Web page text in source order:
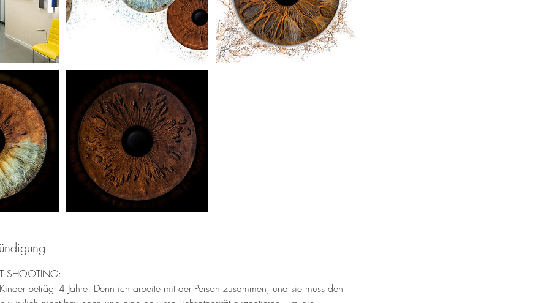
SHOOTING:
beträgt 4 Jahre! Denn ich arbeite mit der Person zusammen, und sie muss den